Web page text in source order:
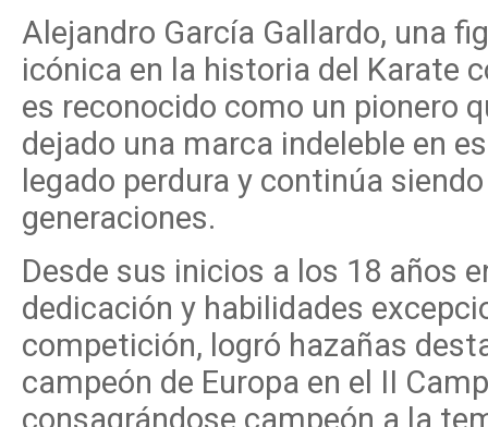
Alejandro García Gallardo, una
icónica en la historia del Karate
es reconocido como un pionero
dejado una marca indeleble en
legado perdura y continúa
generaciones.
Desde sus inicios a los 18 años
dedicación y habilidades
competición, logró hazañas
campeón de Europa en el II
consagrándose campeón a la